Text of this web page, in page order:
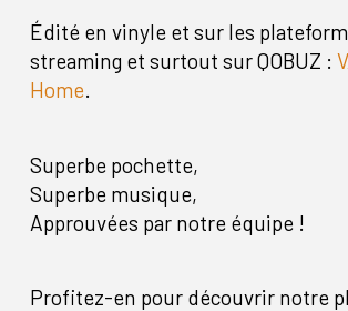
Édité en vinyle et sur les
streaming et surtout sur QOBUZ :
Home.
Superbe pochette,
Superbe musique,
Approuvées par notre équipe !
Profitez-en pour découvrir notre